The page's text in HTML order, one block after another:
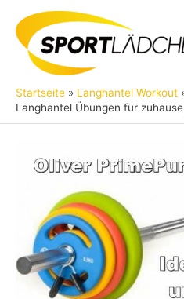
Inhalt
springen
Startseite
Langhantel Workout
Langhantel Übungen für